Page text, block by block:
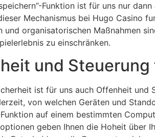
Funktion ist für uns nur
Mechanismus bei Hugo Casino
und organisatorischen Maßnahmen
zu einschränken.
und
ist für uns auch Offenheit und
von welchen Geräten und
auf einem bestimmten
geben Ihnen die Hoheit über